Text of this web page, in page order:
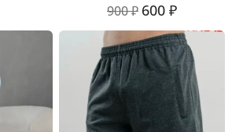
900 ₽ 600 ₽